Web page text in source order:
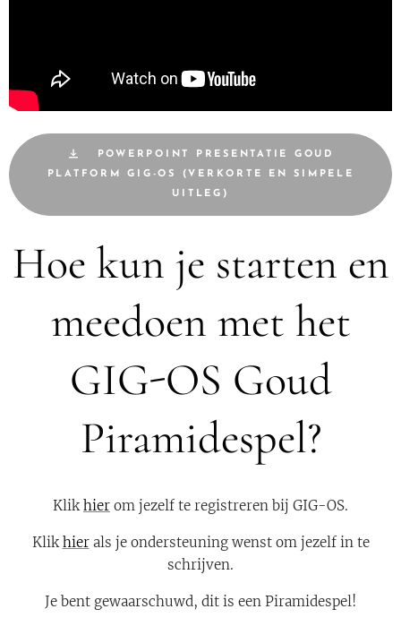
POWERPOINT PRESENTATIE GOUD
PLATFORM GIG-OS (VERKORTE EN SIMPELE
UITLEG)
Hoe kun je starten en
meedoen met het
GIG-OS Goud
Piramidespel?
Klikhier om jezelf te registreren bij GIG-OS.
Klikhierals je ondersteuning wenst om jezelf in te
schrijven.
Je bent gewaarschuwd, dit is een Piramidespel!